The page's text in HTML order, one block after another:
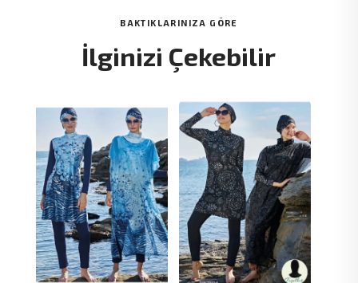
BAKTIKLARINIZA GÖRE
İlginizi Çekebilir